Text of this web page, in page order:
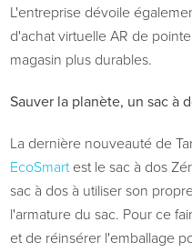
L'entreprise dévoile
d'achat virtuelle AR de
magasin plus durables.
Sauver la planète, un sac à
La dernière nouveauté de
EcoSmartest le sac à dos
sac à dos à utiliser son
l'armature du sac. Pour ce
et de réinsérer l'emballage